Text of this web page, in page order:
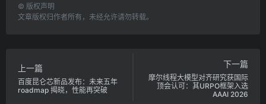
© 版权声明
文章版权归作者所有，未经允许请勿转载。
上一篇
百度昆仑芯新品发布：未来五年
roadmap 揭晓，性能再突破
下一篇
摩尔线程大模型对齐研究获国际
顶会认可：其URPO框架入选
AAAI 2026